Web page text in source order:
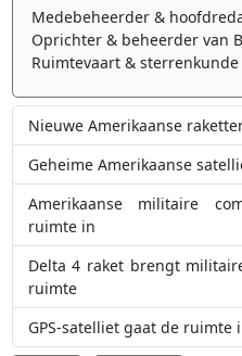
Medebeheerder &
Oprichter & beheerder van
Ruimtevaart &
Nieuwe Amerikaanse
Geheime Amerikaanse
Amerikaanse militaire
ruimte in
Delta 4 raket brengt
ruimte
GPS-satelliet gaat de ruimte